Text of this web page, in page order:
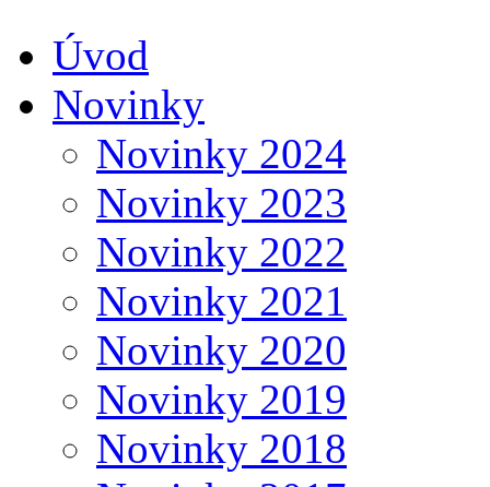
Úvod
Novinky
Novinky 2024
Novinky 2023
Novinky 2022
Novinky 2021
Novinky 2020
Novinky 2019
Novinky 2018